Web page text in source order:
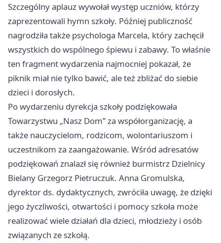
Szczególny aplauz wywołał występ uczniów, którzy
zaprezentowali hymn szkoły. Później publiczność
nagrodziła także psychologa Marcela, który zachęcił
wszystkich do wspólnego śpiewu i zabawy. To właśnie
ten fragment wydarzenia najmocniej pokazał, że
piknik miał nie tylko bawić, ale też zbliżać do siebie
dzieci i dorosłych.
Po wydarzeniu dyrekcja szkoły podziękowała
Towarzystwu „Nasz Dom” za współorganizację, a
także nauczycielom, rodzicom, wolontariuszom i
uczestnikom za zaangażowanie. Wśród adresatów
podziękowań znalazł się również burmistrz Dzielnicy
Bielany Grzegorz Pietruczuk. Anna Gromulska,
dyrektor ds. dydaktycznych, zwróciła uwagę, że dzięki
jego życzliwości, otwartości i pomocy szkoła może
realizować wiele działań dla dzieci, młodzieży i osób
związanych ze szkołą.